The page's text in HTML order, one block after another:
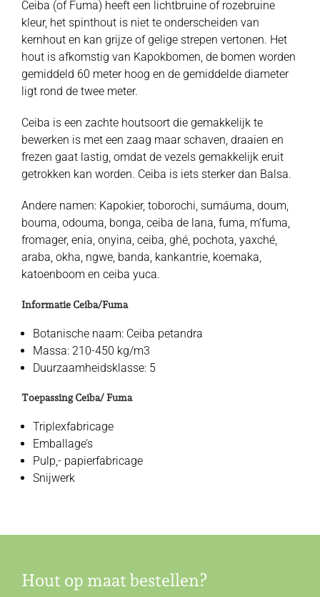
Ceiba (of Fuma) heeft een lichtbruine of rozebruine
kleur, het spinthout is niet te onderscheiden van
kernhout en kan grijze of gelige strepen vertonen. Het
hout is afkomstig van Kapokbomen, de bomen worden
gemiddeld 60 meter hoog en de gemiddelde diameter
ligt rond de twee meter.
Ceiba is een zachte houtsoort die gemakkelijk te
bewerken is met een zaag maar schaven, draaien en
frezen gaat lastig, omdat de vezels gemakkelijk eruit
getrokken kan worden. Ceiba is iets sterker dan Balsa.
Andere namen: Kapokier, toborochi, sumáuma, doum,
bouma, odouma, bonga, ceiba de lana, fuma, m’fuma,
fromager, enia, onyina, ceiba, ghé, pochota, yaxché,
araba, okha, ngwe, banda, kankantrie, koemaka,
katoenboom en ceiba yuca.
Informatie Ceiba/Fuma
Botanische naam: Ceiba petandra
Massa: 210-450 kg/m3
Duurzaamheidsklasse: 5
Toepassing Ceiba/ Fuma
Triplexfabricage
Emballage’s
Pulp,- papierfabricage
Snijwerk
Hout op maat bestellen?